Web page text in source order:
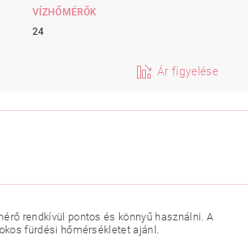
VÍZHŐMÉRŐK
24
Ár figyelése
rendkívül pontos és könnyű használni. A
fürdési hőmérsékletet ajánl.